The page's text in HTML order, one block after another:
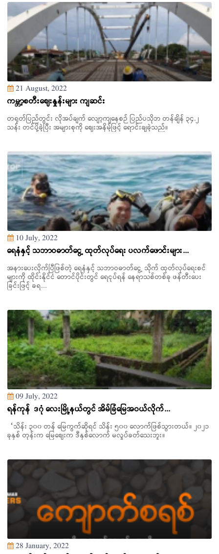
21 August, 2022
ကမ္ဘာ့စတီးဈေးနှုန်းများ ကျဆင်း
တရုတ်ပြည်တွင်း လိုအပ်ချက် လျော့ကျနေစဉ် ပြည်ပသိုဘ တန်ချိန် ၃၄.၂
သန်း တင်ပို့ခဲ့ပြီး အများစုကို ဈေးအနိမ့်ဖြင့် ရောင်းချခဲ့သည်။
10 July, 2022
ရေနံနှင့် သဘာဝဓာတ်ငွေ့ ထုတ်လုပ်ရေး ပလက်ဖောင်းများ...
အနားပေးလိုက်ပြီဖြစ်တဲ့ ရေနံနှင့် သဘာဝဓာတ်ငွေ့ သိုက် ထုတ်လုပ်ရေးစင်
များကို ထိုင်းနိုင်ငံ တောင်ပိုင်းတွင် ရေငုပ်ရန် နေရာသစ်တစ်ခု ဖန်တီးပေး
ခြင်းဖြင့် ခရ...
09 July, 2022
ရန်ကုန် ဒဂုံ လေးမြို့နယ်တွင် အိမ်ခြံမြေအဝယ်လိုက်...
“သိန်း ၃၀၀ တန် မြေကွက်ဆိုရင် သိန်း ၅၀၀ လောက်ဖြစ်သွားတယ်။ ၂၀၂၁
ခုနှစ် တုန်းက မြေဈေးက ဒီနှစ်လောက် မလှုပ်ခတ်သေးဘူး။
28 January, 2022